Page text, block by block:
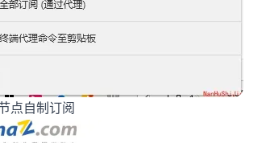
点自制订阅